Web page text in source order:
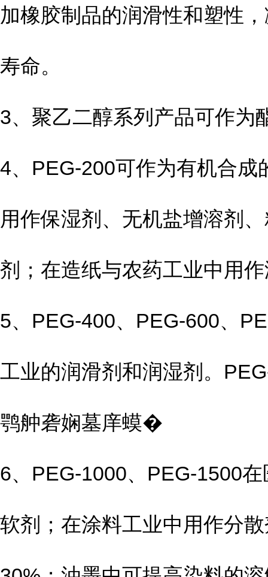
加橡胶制品的润滑性和塑性
寿命。
3、聚乙二醇系列产品可作为
4、PEG-200可作为有机合
用作保湿剂、无机盐增溶剂
剂；在造纸与农药工业中用
5、PEG-400、PEG-600、
工业的润滑剂和润湿剂。
鹗舯砻娴墓庠蟆�
6、PEG-1000、PEG-1500
软剂；在涂料工业中用作分